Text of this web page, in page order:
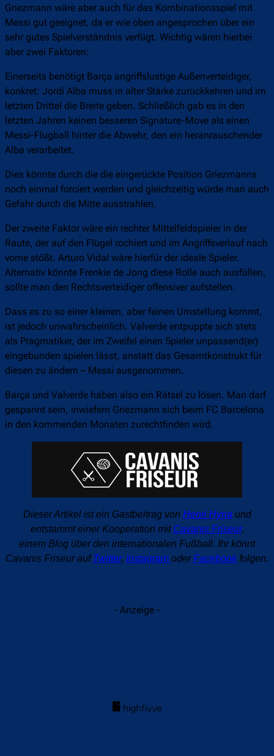
Griezmann wäre aber auch für das Kombinationsspiel mit
Messi gut geeignet, da er wie oben angesprochen über ein
sehr gutes Spielverständnis verfügt. Wichtig wären hierbei
aber zwei Faktoren:
Einerseits benötigt Barça angriffslustige Außenverteidiger,
konkret: Jordi Alba muss in alter Stärke zurückkehren und im
letzten Drittel die Breite geben. Schließlich gab es in den
letzten Jahren keinen besseren Signature-Move als einen
Messi-Flugball hinter die Abwehr, den ein heranrauschender
Alba verarbeitet.
Dies könnte durch die die eingerückte Position Griezmanns
noch einmal forciert werden und gleichzeitig würde man auch
Gefahr durch die Mitte ausstrahlen.
Der zweite Faktor wäre ein rechter Mittelfeldspieler in der
Raute, der auf den Flügel rochiert und im Angriffsverlauf nach
vorne stößt. Arturo Vidal wäre hierfür der ideale Spieler.
Alternativ könnte Frenkie de Jong diese Rolle auch ausfüllen,
sollte man den Rechtsverteidiger offensiver aufstellen.
Dass es zu so einer kleinen, aber feinen Umstellung kommt,
ist jedoch unwahrscheinlich. Valverde entpuppte sich stets
als Pragmatiker, der im Zweifel einen Spieler unpassend(er)
eingebunden spielen lässt, anstatt das Gesamtkonstrukt für
diesen zu ändern – Messi ausgenommen.
Barça und Valverde haben also ein Rätsel zu lösen. Man darf
gespannt sein, inwiefern Griezmann sich beim FC Barcelona
in den kommenden Monaten zurechtfinden wird.
Dieser Artikel ist ein Gastbeitrag von Henri Hynaund
entstammt einer Kooperation mit Cavanis Friseur,
einem Blog über den internationalen Fußball. Ihr könnt
Cavanis Friseur auf Twitter, Instagram oderFacebookfolgen.
- Anzeige -